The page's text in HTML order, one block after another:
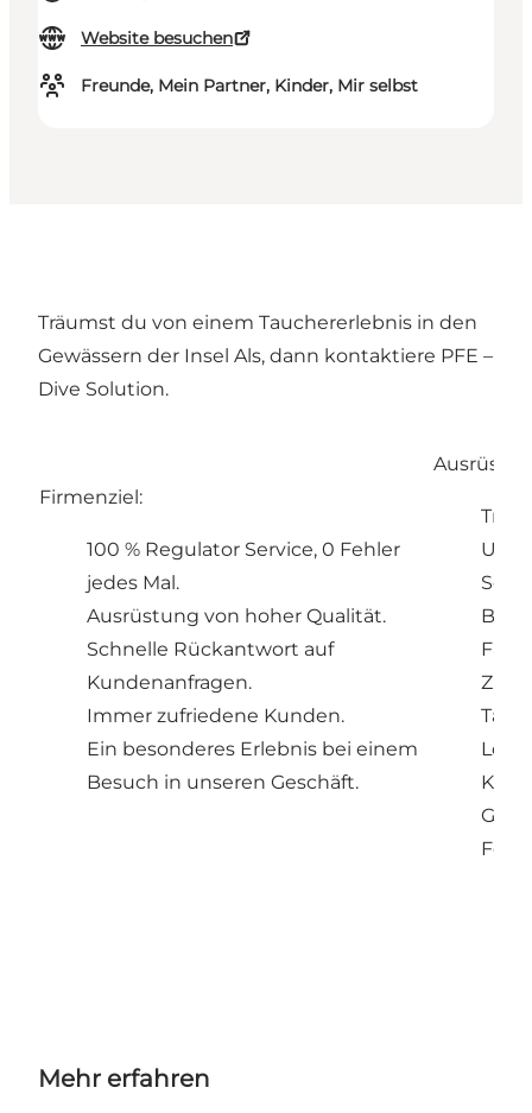
Website besuchen
Freunde, Mein Partner, Kinder, Mir selbst
Träumst du von einem Tauchererlebnis in den
Gewässern der Insel Als, dann kontaktiere PFE –
Dive Solution.
Firmenziel:
100 % Regulator Service, 0 Fehler
jedes Mal.
Ausrüstung von hoher Qualität.
Schnelle Rückantwort auf
Kundenanfragen.
Immer zufriedene Kunden.
Ein besonderes Erlebnis bei einem
Besuch in unseren Geschäft.
UV
Foto
Mehr erfahren